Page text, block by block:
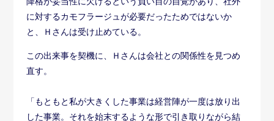
に対するカモフラージュが必要だったためではないか
と、Ｈさんは受け止めている。
この出来事を契機に、Ｈさんは会社との関係性を見つめ
直す。
「もともと私が大きくした事業は経営陣が一度は放り出
した事業。それを始末するような形で引き取りながら結